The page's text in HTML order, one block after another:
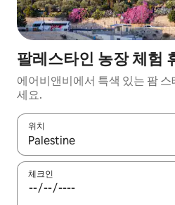
팔레스타인 농장 체험
에어비앤비에서 특색 있는 팜
세요.
위치
결과가 나오면 위·아래 화살표 키
체크인